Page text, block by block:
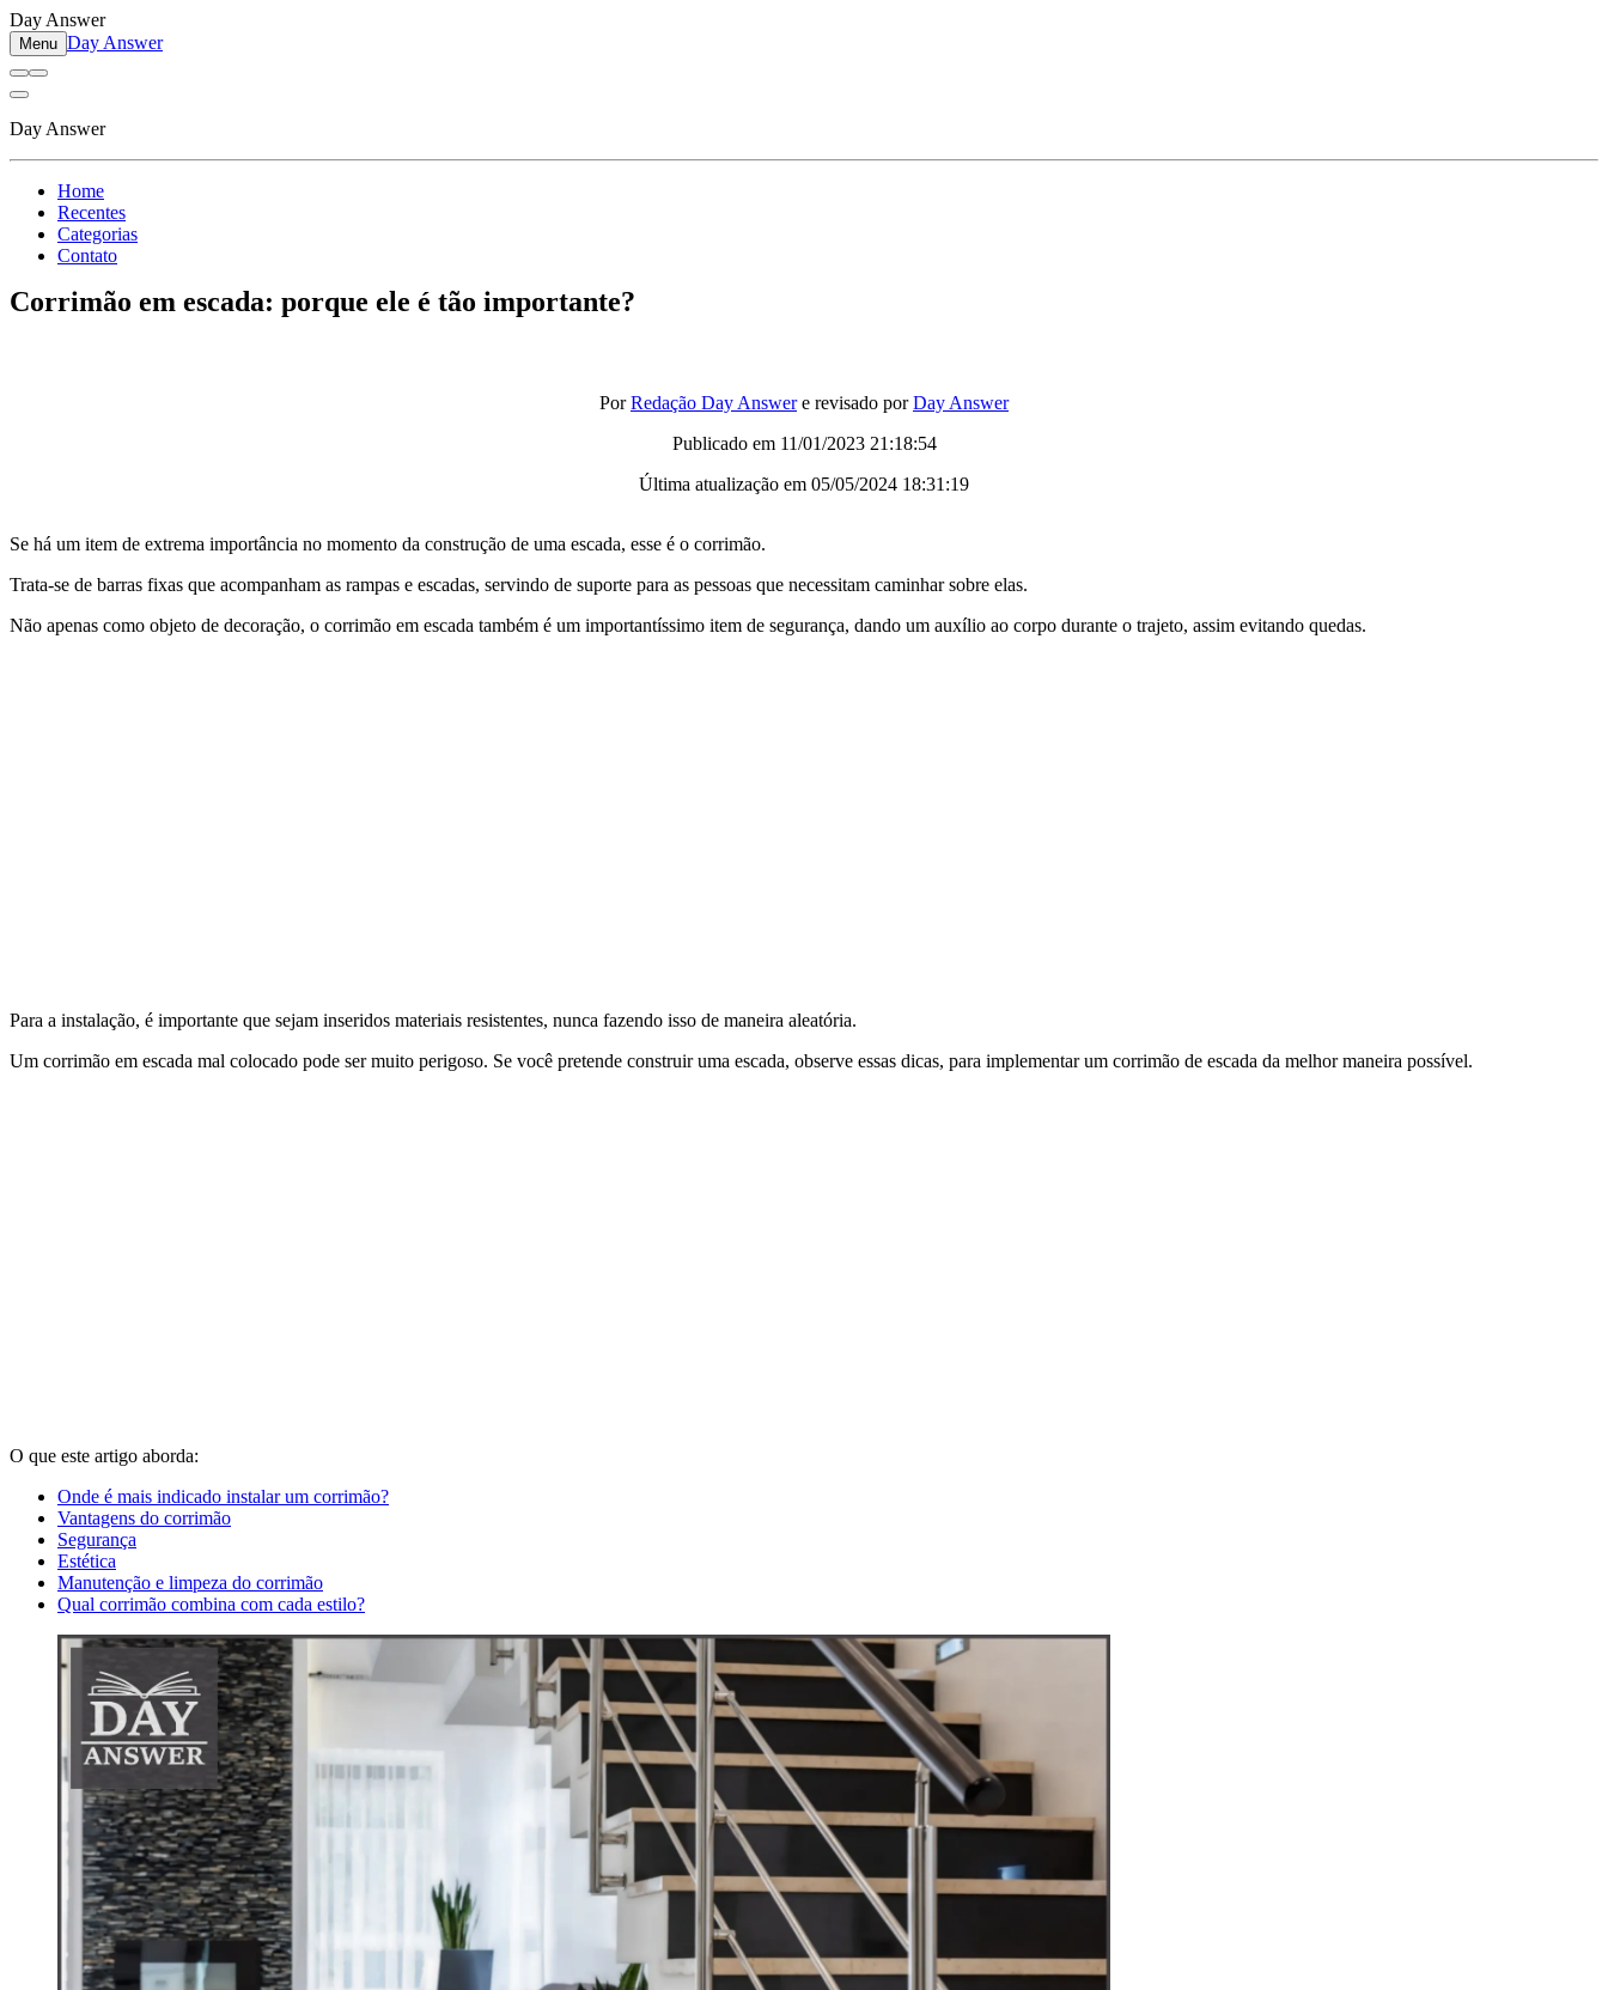
Day Answer
Menu Day Answer
Day Answer
Home
Recentes
Categorias
Contato
Corrimão em escada: porque ele é tão importante?
PorRedação Day Answere revisado porDay Answer
Publicado em 11/01/2023 21:18:54
Última atualização em 05/05/2024 18:31:19
Se há um item de extrema importância no momento da construção de uma escada, esse é o corrimão.
Trata-se de barras fixas que acompanham as rampas e escadas, servindo de suporte para as pessoas que necessitam caminhar sobre elas.
Não apenas como objeto de decoração, o corrimão em escada também é um importantíssimo item de segurança, dando um auxílio ao corpo durante o trajeto, assim evitando quedas.
Para a instalação, é importante que sejam inseridos materiais resistentes, nunca fazendo isso de maneira aleatória.
Um corrimão em escada mal colocado pode ser muito perigoso. Se você pretende construir uma escada, observe essas dicas, para implementar um corrimão de escada da melhor maneira possível.
O que este artigo aborda:
Onde é mais indicado instalar um corrimão?
Vantagens do corrimão
Segurança
Estética
Manutenção e limpeza do corrimão
Qual corrimão combina com cada estilo?